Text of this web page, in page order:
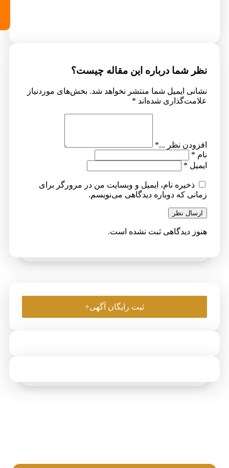
درباره این مقاله چیست؟
شما منتشر نخواهد شد. بخش‌های موردنیاز
شده‌اند*
*
نام، ایمیل و وبسایت من در مرورگر برای
دوباره دیدگاهی می‌نویسم.
ثبت نشده است.
ثبت رایگان آگهی+